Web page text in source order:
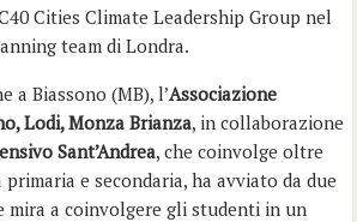
Cities Climate Leadership Group nel
team di Londra.
a Biassono (MB), l’Associazione
Lodi, Monza Brianza, in collaborazione
Sant’Andrea, che coinvolge oltre
e secondaria, ha avviato da due
mira a coinvolgere gli studenti in un